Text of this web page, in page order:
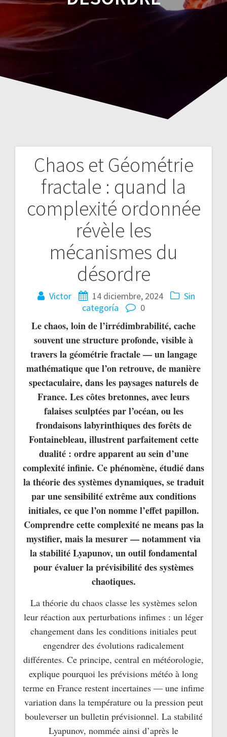
Chaos et Géométrie
fractale : quand la
complexité ordonnée
révèle les
mécanismes du
désordre
Victor 14 diciembre, 2024
Sin
categoría
0
Le chaos, loin de l’irrédimbrabilité, cache
souvent une structure profonde, visible à
travers la géométrie fractale — un langage
mathématique que l’on retrouve, de manière
spectaculaire, dans les paysages naturels de
France. Les côtes bretonnes, avec leurs
falaises sculptées par l’océan, ou les
frondaisons labyrinthiques des forêts de
Fontainebleau, illustrent parfaitement cette
dualité : ordre apparent au sein d’une
complexité infinie. Ce phénomène, étudié dans
la théorie des systèmes dynamiques, se traduit
par une sensibilité extrême aux conditions
initiales, ce que l’on nomme l’effet papillon.
Comprendre cette complexité ne means pas la
mystifier, mais la mesurer — notamment via
la stabilité Lyapunov, un outil fondamental
pour évaluer la prévisibilité des systèmes
chaotiques.
La théorie du chaos classe les systèmes selon
leur réaction aux perturbations infimes : un léger
changement dans les conditions initiales peut
engendrer des évolutions radicalement
différentes. Ce principe, central en météorologie,
explique pourquoi les prévisions météo à long
terme en France restent incertaines — une infime
variation dans la température ou la pression peut
bouleverser un bulletin prévisionnel. La stabilité
Lyapunov, nommée ainsi d’après le
Navegación
entradas